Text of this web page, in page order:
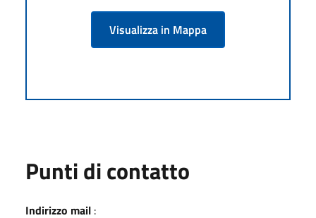
Visualizza in Mappa
Punti di contatto
Indirizzo mail :